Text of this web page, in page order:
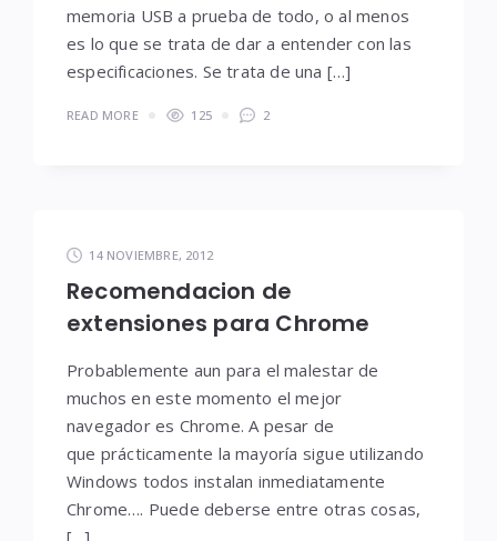
memoria USB a prueba de todo, o al menos
es lo que se trata de dar a entender con las
especificaciones. Se trata de una […]
READ MORE 125 2
14 NOVIEMBRE, 2012
Recomendacion de
extensiones para Chrome
Probablemente aun para el malestar de
muchos en este momento el mejor
navegador es Chrome. A pesar de
que prácticamente la mayoría sigue utilizando
Windows todos instalan inmediatamente
Chrome…. Puede deberse entre otras cosas,
[…]